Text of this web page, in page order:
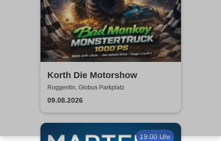
Korth Die Motorshow
Roggentin, Globus Parkplatz
09.08.2026
19:00 Uhr